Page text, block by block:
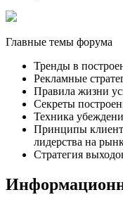
Главные темы форума
Тренды в
Рекламные
Правила жизни
Секреты
Техника
Принципы
лидерства на
Стратегия